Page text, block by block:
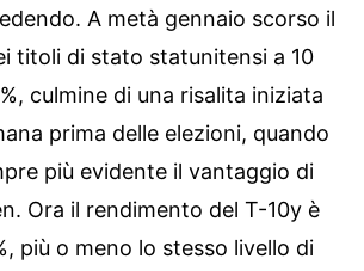
A metà gennaio scorso il
titoli di stato statunitensi a 10
culmine di una risalita iniziata
prima delle elezioni, quando
più evidente il vantaggio di
Ora il rendimento del T-10y è
più o meno lo stesso livello di